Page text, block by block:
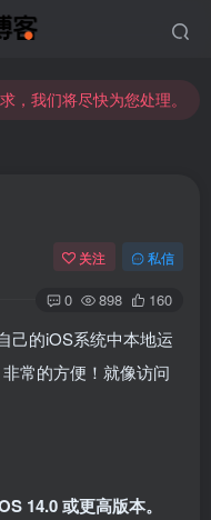
，我们将尽快为您处理。
，我们将尽快为您处理。
关注 私信
0 898 160
己的iOS系统中本地运
常的方便！就像访问
14.0 或更高版本。